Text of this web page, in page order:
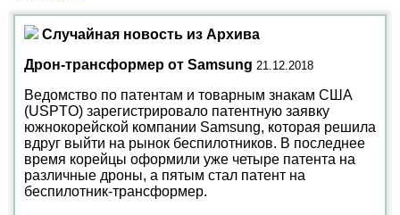
Случайная новость из Архива
Дрон-трансформер от Samsung 21.12.2018
Ведомство по патентам и товарным знакам США
(USPTO) зарегистрировало патентную заявку
южнокорейской компании Samsung, которая решила
вдруг выйти на рынок беспилотников. В последнее
время корейцы оформили уже четыре патента на
различные дроны, а пятым стал патент на
беспилотник-трансформер.